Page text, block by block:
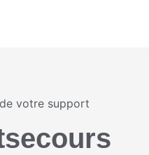
votre support